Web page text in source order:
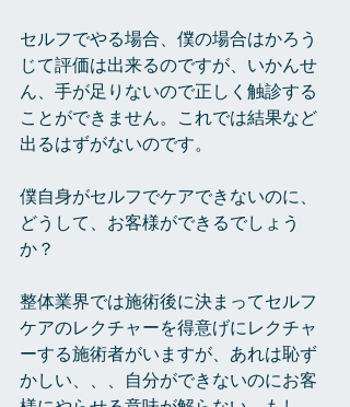
セルフでやる場合、僕の場合はかろう
じて評価は出来るのですが、いかんせ
ん、手が足りないので正しく触診する
ことができません。これでは結果など
出るはずがないのです。
僕自身がセルフでケアできないのに、
どうして、お客様ができるでしょう
か？
整体業界では施術後に決まってセルフ
ケアのレクチャーを得意げにレクチャ
ーする施術者がいますが、あれは恥ず
かしい、、、自分ができないのにお客